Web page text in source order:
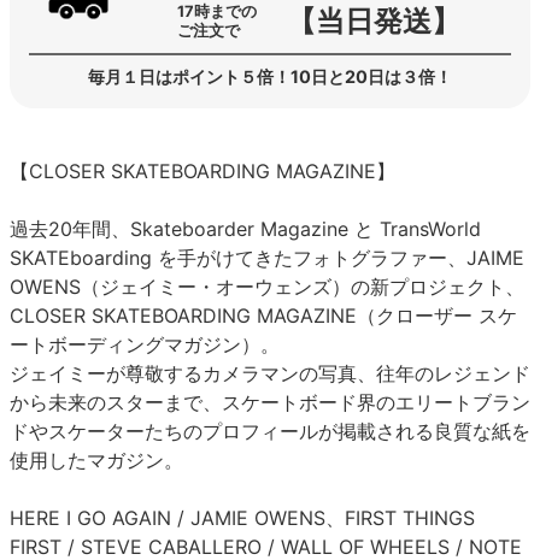
17時までの
ご注文で
【当日発送】
毎月１日はポイント５倍！10日と20日は３倍！
【CLOSER SKATEBOARDING MAGAZINE】
過去20年間、Skateboarder Magazine と TransWorld
SKATEboarding を手がけてきたフォトグラファー、JAIME
OWENS（ジェイミー・オーウェンズ）の新プロジェクト、
CLOSER SKATEBOARDING MAGAZINE（クローザー スケ
ートボーディングマガジン）。
ジェイミーが尊敬するカメラマンの写真、往年のレジェンド
から未来のスターまで、スケートボード界のエリートブラン
ドやスケーターたちのプロフィールが掲載される良質な紙を
使用したマガジン。
HERE I GO AGAIN / JAMIE OWENS、FIRST THINGS
FIRST / STEVE CABALLERO / WALL OF WHEELS / NOTE